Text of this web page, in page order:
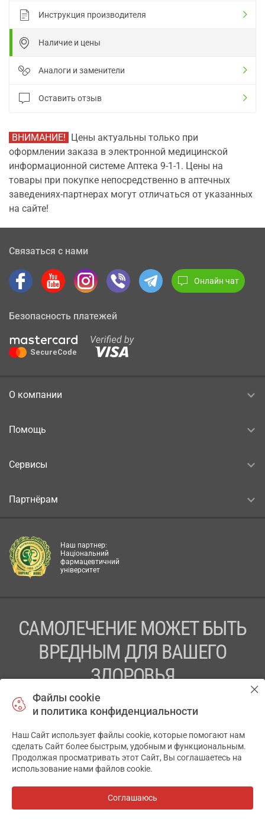
Инструкция производителя
Наличие и цены
Аналоги и заменители
Оставить отзыв
ВНИМАНИЕ! Цены актуальны только при
оформлении заказа в электронной медицинской
информационной системе Аптека 9-1-1. Цены на
товары при покупке непосредственно в аптечных
заведениях-партнерах могут отличаться от указанных
на сайте!
Связаться с нами
Онлайн чат
Безопасность платежей
О компании
Помощь
Сервисы
Партнёрам
Наш партнер:
Національний
фармацевтичний
університет
САМОЛЕЧЕНИЕ МОЖЕТ БЫТЬ
ВРЕДНЫМ ДЛЯ ВАШЕГО
ЗДОРОВЬЯ
ПЕРЕД ПРИМЕНЕНИЕМ ПРЕПАРАТА
ПРОКОНСУЛЬТИРУЙТЕСЬ С ВРАЧОМ
ТОВ «АПТЕКА 911.ЮА» Код ЄДРПОУ 43631965.
Отказ от ответственности
АПТЕКА911.ЮА
Файлы cookie
и политика конфиденциальности
Наш Сайт использует файлы cookie, которые помогают нам
сделать Сайт более быстрым, удобным и функциональным.
Продолжая просматривать этот Сайт, Вы соглашаетесь на
использование нами файлов cookie.
Соглашаюсь
✕